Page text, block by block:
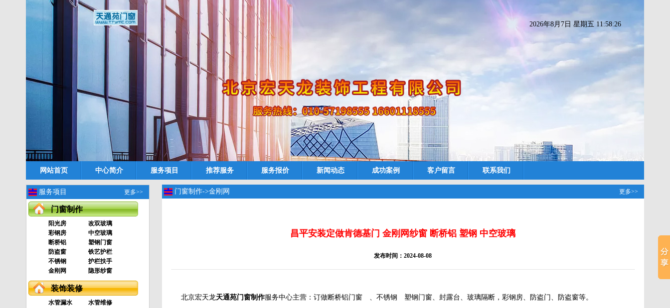
2026年8月7日 星期五 11:58:27
网站首页 中心简介 服务项目 推荐服务 服务报价 新闻动态 成功案例 客户留言 联系我们
服务项目 更多>>
门窗制作
阳光房
改双玻璃
彩钢房
中空玻璃
断桥铝
塑钢门窗
防盗窗
铁艺护栏
不锈钢
护栏扶手
金刚网
隐形纱窗
装饰装修
水管漏水
水管维修
门窗制作->金刚网 更多>>
昌平安装定做肯德基门 金刚网纱窗 断桥铝 塑钢 中空玻璃
发布时间：2024-08-08
北京宏天龙天通苑门窗制作服务中心主营：订做断桥铝门窗 、不锈钢 塑钢门窗、封露台、玻璃隔断，彩钢房、防盗门、防盗窗等。